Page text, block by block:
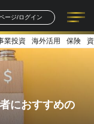
ージ/ログイン
記事一覧 連載一覧
著者一覧 書籍一覧
業投資 海外活用 保険
におすすめの